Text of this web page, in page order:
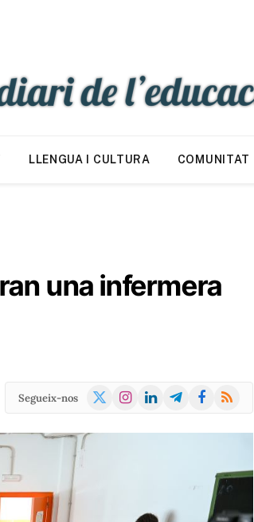
LLENGUA I CULTURA COMUNITAT
una infermera
Segueix-nos
X
Instagram
LinkedInTelegramFacebook
RSS